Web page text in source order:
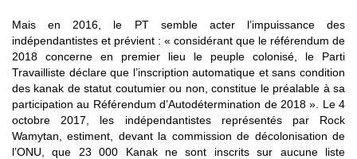
Mais en 2016, le PT semble acter l’impuissance des
indépendantistes et prévient : « considérant que le référendum de
2018 concerne en premier lieu le peuple colonisé, le Parti
Travailliste déclare que l’inscription automatique et sans condition
des kanak de statut coutumier ou non, constitue le préalable à sa
participation au Référendum d’Autodétermination de 2018 ». Le 4
octobre 2017, les indépendantistes représentés par Rock
Wamytan, estiment, devant la commission de décolonisation de
l’ONU, que 23 000 Kanak ne sont inscrits sur aucune liste